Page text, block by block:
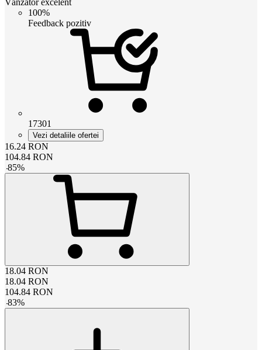
100%
Feedback pozitiv
17301
Vezi detaliile ofertei
16.24 RON
104.84 RON
-85%
18.04 RON
18.04 RON
104.84 RON
-83%